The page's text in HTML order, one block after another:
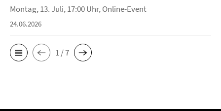
Montag, 13. Juli, 17:00 Uhr, Online-Event
24.06.2026
1 / 7